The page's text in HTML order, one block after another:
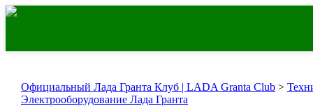
Официальный Лада Гранта Клуб | LADA Granta Club >
Электрооборудование Лада Гранта